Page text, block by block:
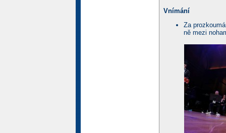
Vnímání
Za
ně mezi